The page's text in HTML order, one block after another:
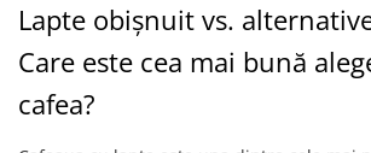
Lapte obișnuit vs.
Care este cea mai bună
cafea?